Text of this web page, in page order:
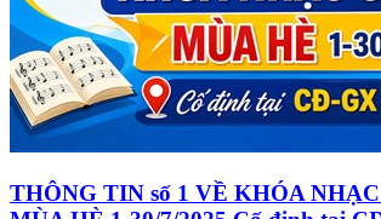
THÔNG TIN số 1 VỀ KHÓA